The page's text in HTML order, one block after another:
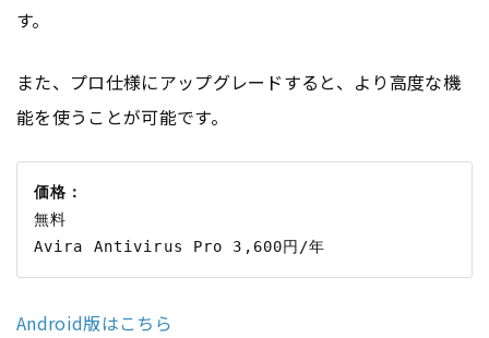
す。
また、プロ仕様にアップグレードすると、より高度な機
能を使うことが可能です。
価格：
無料
Android版はこちら